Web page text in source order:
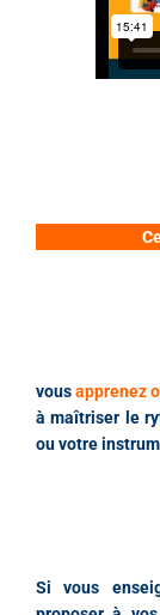
vousapprenez
à maîtriser le
ou votre
Si vous